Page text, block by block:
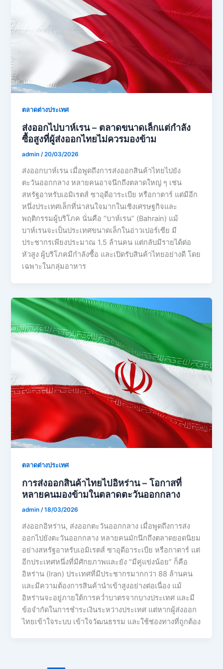
ตลาดต่างประเทศ
ส่งออกไปบาห์เรน – ตลาดขนาดเล็กแต่กำลัง
ซื้อสูงที่ผู้ส่งออกไทยไม่ควรมองข้าม
admin/20/03/2026
ส่งออกบาห์เรน เมื่อพูดถึงการส่งออกสินค้าไทยไปยัง
ตะวันออกกลาง หลายคนอาจนึกถึงตลาดใหญ่ ๆ เช่น
สหรัฐอาหรับเอมิเรตส์ ซาอุดีอาระเบีย หรือกาตาร์ แต่มีอีก
หนึ่งประเทศเล็กที่น่าสนใจมากในเชิงเศรษฐกิจและ
พฤติกรรมผู้บริโภค นั่นคือ “บาห์เรน” (Bahrain) แม้
บาห์เรนจะเป็นประเทศขนาดเล็กในอ่าวเปอร์เซีย มี
ประชากรเพียงประมาณ 1.5 ล้านคน แต่กลับมีรายได้ต่อ
หัวสูง ผู้บริโภคมีกำลังซื้อ และเปิดรับสินค้าไทยอย่างดี โดย
เฉพาะในกลุ่มอาหาร
ตลาดต่างประเทศ
การส่งออกสินค้าไทยไปอิหร่าน – โอกาสที่
หลายคนมองข้ามในตลาดตะวันออกกลาง
admin /18/03/2026
ส่งออกอิหร่าน, ส่งออกตะวันออกกลาง เมื่อพูดถึงการส่ง
ออกไปยังตะวันออกกลาง หลายคนมักนึกถึงตลาดยอดนิยม
อย่างสหรัฐอาหรับเอมิเรตส์ ซาอุดีอาระเบีย หรือกาตาร์ แต่
อีกประเทศหนึ่งที่มีศักยภาพและยัง “มีคู่แข่งน้อย” ก็คือ
อิหร่าน (Iran) ประเทศที่มีประชากรมากกว่า 88 ล้านคน
และมีความต้องการสินค้านำเข้าสูงอย่างต่อเนื่อง แม้
อิหร่านจะอยู่ภายใต้การคว่ำบาตรจากบางประเทศ และมี
ข้อจำกัดในการชำระเงินระหว่างประเทศ แต่หากผู้ส่งออก
ไทยเข้าใจระบบ เข้าใจวัฒนธรรม และใช้ช่องทางที่ถูกต้อง